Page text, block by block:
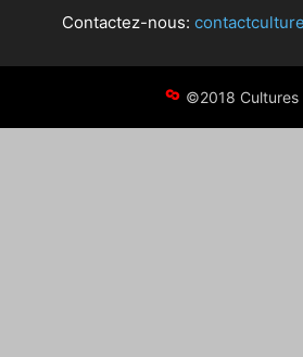
Contactez-nous:
©2018 Cultures